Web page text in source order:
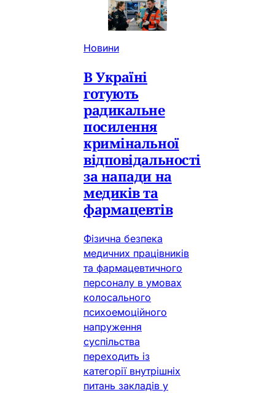
Новини
В Україні
готують
радикальне
посилення
кримінальної
відповідальності
за напади на
медиків та
фармацевтів
Фізична безпека
медичних працівників
та фармацевтичного
персоналу в умовах
колосального
психоемоційного
напруження
суспільства
переходить із
категорії внутрішніх
питань закладів у